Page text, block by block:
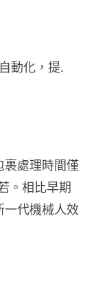
處理時間僅
。相比早期
一代機械人效